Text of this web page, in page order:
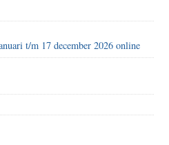
t/m 17 december 2026 online